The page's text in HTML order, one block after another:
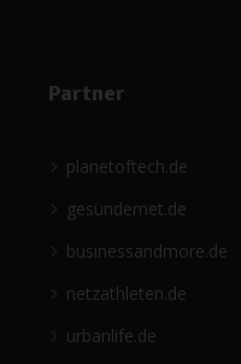
Partner
planetoftech.de
gesündernet.de
businessandmore.de
netzathleten.de
urbanlife.de